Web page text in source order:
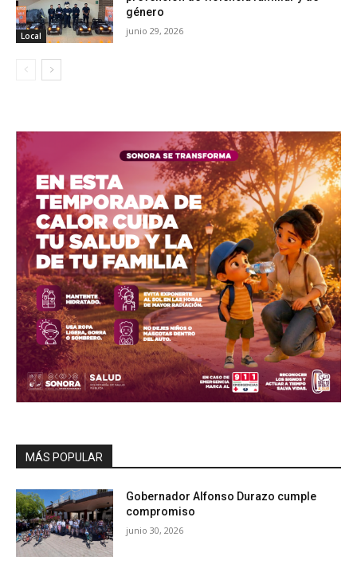
Local
género
junio 29, 2026
MÁS POPULAR
Gobernador Alfonso Durazo cumple
compromiso
junio 30, 2026